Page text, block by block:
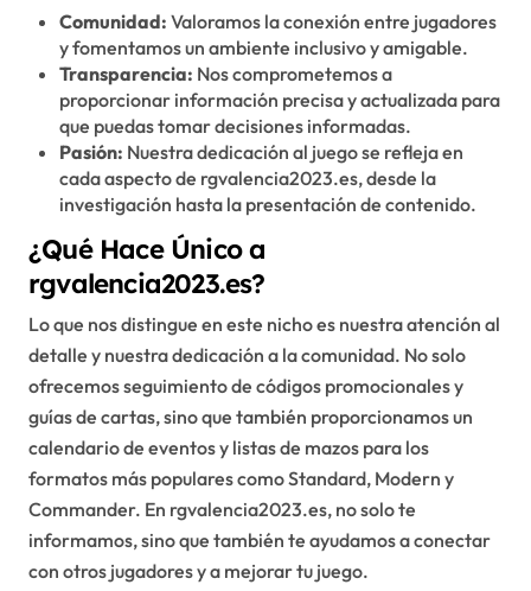
Comunidad: Valoramos la conexión entre jugadores
y fomentamos un ambiente inclusivo y amigable.
Transparencia: Nos comprometemos a
proporcionar información precisa y actualizada para
que puedas tomar decisiones informadas.
Pasión: Nuestra dedicación al juego se refleja en
cada aspecto de rgvalencia2023.es, desde la
investigación hasta la presentación de contenido.
¿Qué Hace Único a
rgvalencia2023.es?
Lo que nos distingue en este nicho es nuestra atención al
detalle y nuestra dedicación a la comunidad. No solo
ofrecemos seguimiento de códigos promocionales y
guías de cartas, sino que también proporcionamos un
calendario de eventos y listas de mazos para los
formatos más populares como Standard, Modern y
Commander. En rgvalencia2023.es, no solo te
informamos, sino que también te ayudamos a conectar
con otros jugadores y a mejorar tu juego.